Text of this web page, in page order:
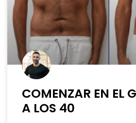
COMENZAR EN EL
A LOS 40